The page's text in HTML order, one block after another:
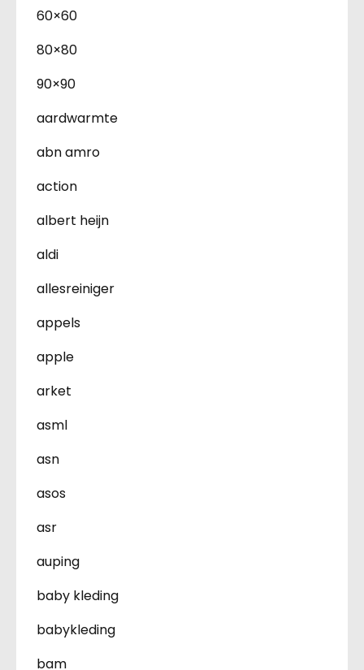
60×60
80×80
90×90
aardwarmte
abn amro
action
albert heijn
aldi
allesreiniger
appels
apple
arket
asml
asn
asos
asr
auping
baby kleding
babykleding
bam